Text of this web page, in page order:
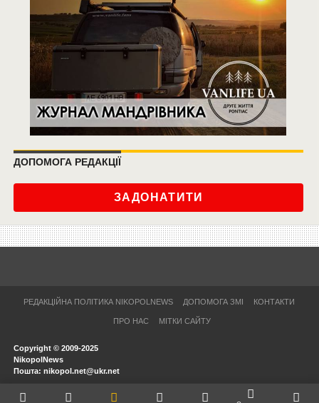
ДОПОМОГА РЕДАКЦІЇ
ЗАДОНАТИТИ
РЕДАКЦІЙНА ПОЛІТИКА NIKOPOLNEWS ДОПОМОГА ЗМІ КОНТАКТИ
ПРО НАС МІТКИ САЙТУ
Copyright © 2009-2025
NikopolNews
Пошта: nikopol.net@ukr.net